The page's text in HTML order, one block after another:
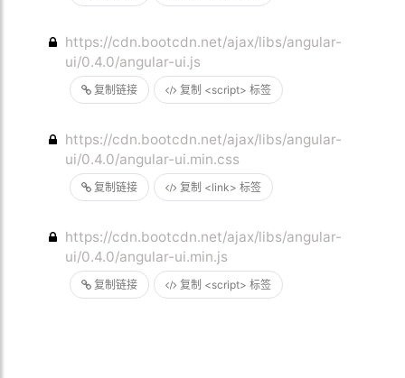
复制链接 复制 <script> 标签
https://cdn.bootcdn.net/ajax/libs/angular-
ui/0.4.0/angular-ui.js
复制链接 复制 <link> 标签
https://cdn.bootcdn.net/ajax/libs/angular-
ui/0.4.0/angular-ui.min.css
复制链接 复制 <script> 标签
https://cdn.bootcdn.net/ajax/libs/angular-
ui/0.4.0/angular-ui.min.js